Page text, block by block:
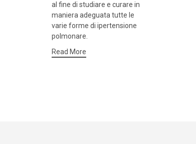
al fine di studiare e curare in
maniera adeguata tutte le
varie forme di ipertensione
polmonare.
Read More